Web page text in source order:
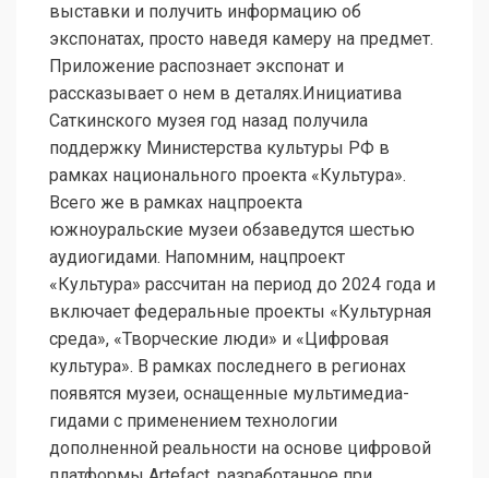
выставки и получить информацию об
экспонатах, просто наведя камеру на предмет.
Приложение распознает экспонат и
рассказывает о нем в деталях.Инициатива
Саткинского музея год назад получила
поддержку Министерства культуры РФ в
рамках национального проекта «Культура».
Всего же в рамках нацпроекта
южноуральские музеи обзаведутся шестью
аудиогидами. Напомним, нацпроект
«Культура» рассчитан на период до 2024 года и
включает федеральные проекты «Культурная
среда», «Творческие люди» и «Цифровая
культура». В рамках последнего в регионах
появятся музеи, оснащенные мультимедиа-
гидами с применением технологии
дополненной реальности на основе цифровой